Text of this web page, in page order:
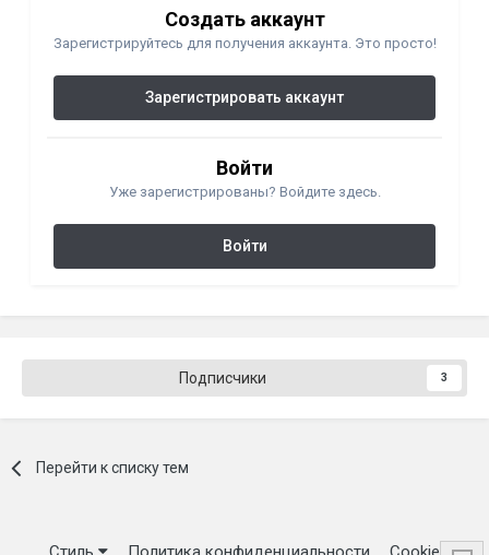
Создать аккаунт
Зарегистрируйтесь для получения аккаунта. Это просто!
Зарегистрировать аккаунт
Войти
Уже зарегистрированы? Войдите здесь.
Войти
Подписчики 3
Перейти к списку тем